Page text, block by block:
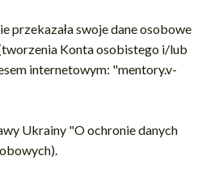
swoje dane osobowe
Konta osobistego i/lub
internetowym: "mentory.v-
Ukrainy "O ochronie danych